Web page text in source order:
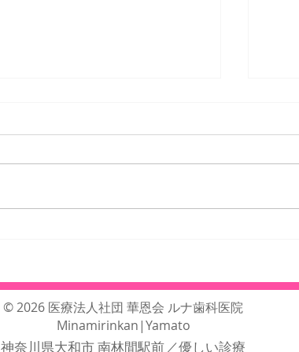
© 2026 医療法人社団 華恩会 ルナ歯科医院
Minamirinkan|Yamato
神奈川県大和市 南林間駅前／優しい診療